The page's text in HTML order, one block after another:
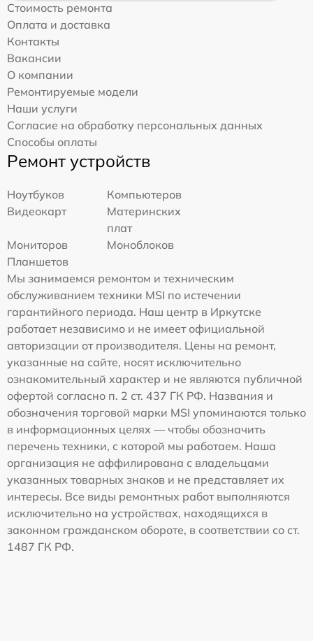
Стоимость ремонта
Оплата и доставка
Контакты
Вакансии
О компании
Ремонтируемые модели
Наши услуги
Согласие на обработку персональных данных
Способы оплаты
Ремонт устройств
Ноутбуков
Компьютеров
Видеокарт
Материнских
плат
Мониторов
Моноблоков
Планшетов
Мы занимаемся ремонтом и техническим
обслуживанием техники MSI по истечении
гарантийного периода. Наш центр в Иркутске
работает независимо и не имеет официальной
авторизации от производителя. Цены на ремонт,
указанные на сайте, носят исключительно
ознакомительный характер и не являются публичной
офертой согласно п. 2 ст. 437 ГК РФ. Названия и
обозначения торговой марки MSI упоминаются только
в информационных целях — чтобы обозначить
перечень техники, с которой мы работаем. Наша
организация не аффилирована с владельцами
указанных товарных знаков и не представляет их
интересы. Все виды ремонтных работ выполняются
исключительно на устройствах, находящихся в
законном гражданском обороте, в соответствии со ст.
1487 ГК РФ.